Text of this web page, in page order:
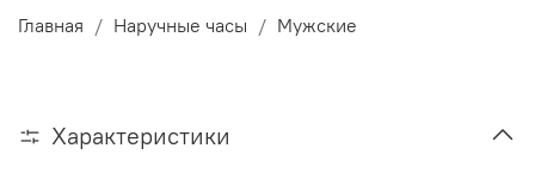
Главная Наручные часы Мужские
Характеристики